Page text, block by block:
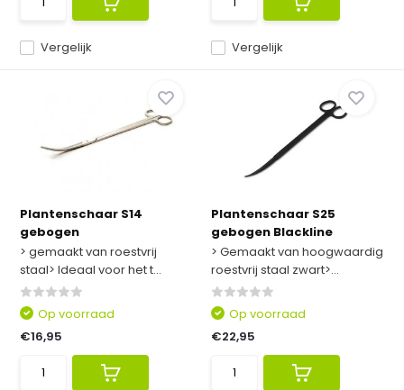
Vergelijk Vergelijk
Plantenschaar S14
gebogen
> gemaakt van roestvrij
staal> Ideaal voor het t...
Op voorraad
€16,95
Plantenschaar S25
gebogen Blackline
> Gemaakt van hoogwaardig
roestvrij staal zwart>...
Op voorraad
€22,95